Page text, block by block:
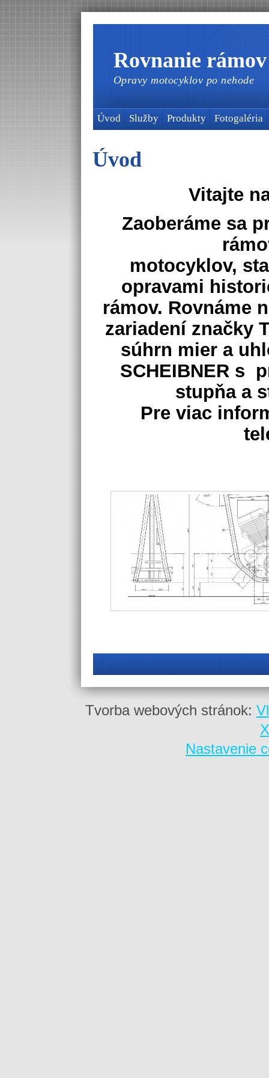
Rovnanie rámov
Opravy motocyklov po nehode
Úvod Služby Produkty Fotogaléria
Úvod
Vitajte
Zaoberáme sa
motocyklov,
opravami
rámov. Rovnáme
zariadení značky
súhrn mier a
SCHEIBNER s
stupňa a
Pre viac
Tvorba webových stránok:
Nastavenie